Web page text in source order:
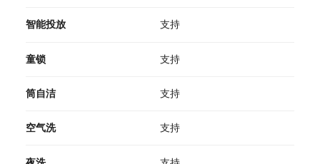
智能投放 支持
童锁 支持
筒自洁 支持
空气洗 支持